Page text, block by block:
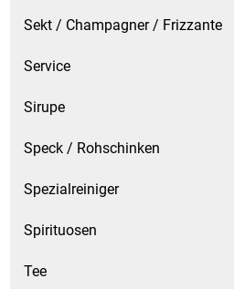
Sekt / Champagner / Frizzante
Service
Sirupe
Speck / Rohschinken
Spezialreiniger
Spirituosen
Tee